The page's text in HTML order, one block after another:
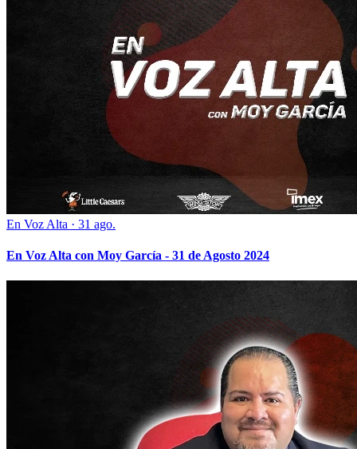
En Voz Alta · 31 ago.
En Voz Alta con Moy García - 31 de Agosto 2024